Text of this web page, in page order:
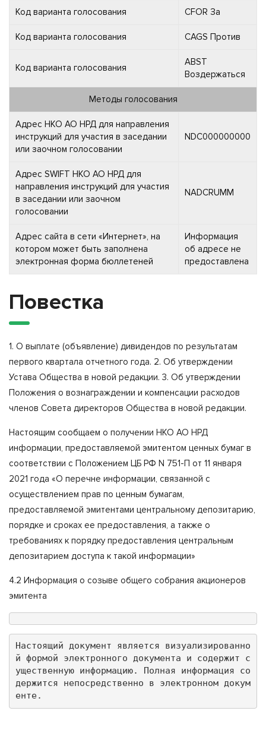
Код варианта голосования CFOR За
Код варианта голосования CAGS Против
Код варианта голосования
ABST
Воздержаться
Методы голосования
Адрес НКО АО НРД для направления
инструкций для участия в заседании
или заочном голосовании
NDC000000000
Адрес SWIFT НКО АО НРД для
направления инструкций для участия
в заседании или заочном
голосовании
NADCRUMM
Адрес сайта в сети «Интернет», на
котором может быть заполнена
электронная форма бюллетеней
Информация
об адресе не
предоставлена
Повестка
1. О выплате (объявление) дивидендов по результатам
первого квартала отчетного года. 2. Об утверждении
Устава Общества в новой редакции. 3. Об утверждении
Положения о вознаграждении и компенсации расходов
членов Совета директоров Общества в новой редакции.
Настоящим сообщаем о получении НКО АО НРД
информации, предоставляемой эмитентом ценных бумаг в
соответствии с Положением ЦБ РФ N 751-П от 11 января
2021 года «О перечне информации, связанной с
осуществлением прав по ценным бумагам,
предоставляемой эмитентами центральному депозитарию,
порядке и сроках ее предоставления, а также о
требованиях к порядку предоставления центральным
депозитарием доступа к такой информации»
4.2 Информация о созыве общего собрания акционеров
эмитента
Настоящий документ является визуализированно
й формой электронного документа и содержит с
ущественную информацию. Полная информация со
держится непосредственно в электронном докум
енте.